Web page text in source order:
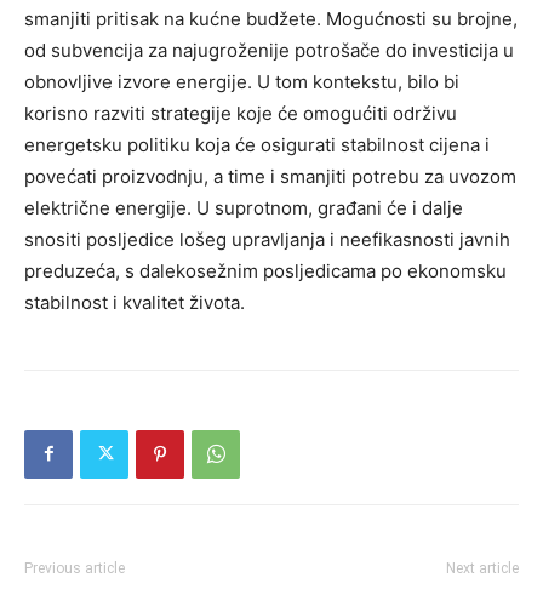
smanjiti pritisak na kućne budžete. Mogućnosti su brojne,
od subvencija za najugroženije potrošače do investicija u
obnovljive izvore energije. U tom kontekstu, bilo bi
korisno razviti strategije koje će omogućiti održivu
energetsku politiku koja će osigurati stabilnost cijena i
povećati proizvodnju, a time i smanjiti potrebu za uvozom
električne energije. U suprotnom, građani će i dalje
snositi posljedice lošeg upravljanja i neefikasnosti javnih
preduzeća, s dalekosežnim posljedicama po ekonomsku
stabilnost i kvalitet života.
Previous article Next article